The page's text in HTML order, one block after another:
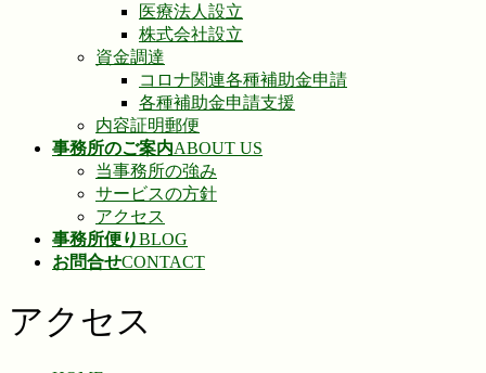
医療法人設立
株式会社設立
資金調達
コロナ関連各種補助金申請
各種補助金申請支援
内容証明郵便
事務所のご案内ABOUT US
当事務所の強み
サービスの方針
アクセス
事務所便りBLOG
お問合せCONTACT
アクセス